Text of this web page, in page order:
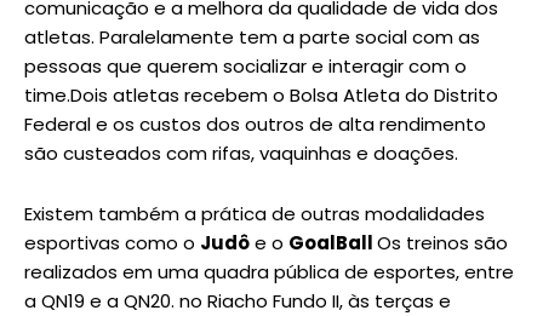
comunicação e a melhora da qualidade de vida dos
atletas. Paralelamente tem a parte social com as
pessoas que querem socializar e interagir com o
time.Dois atletas recebem o Bolsa Atleta do Distrito
Federal e os custos dos outros de alta rendimento
são custeados com rifas, vaquinhas e doações.
Existem também a prática de outras modalidades
esportivas como o Judôe o GoalBallOs treinos são
realizados em uma quadra pública de esportes, entre
a QN19 e a QN20. no Riacho Fundo II, às terças e